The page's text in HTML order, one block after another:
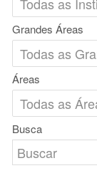
Grandes Áreas
Áreas
Busca